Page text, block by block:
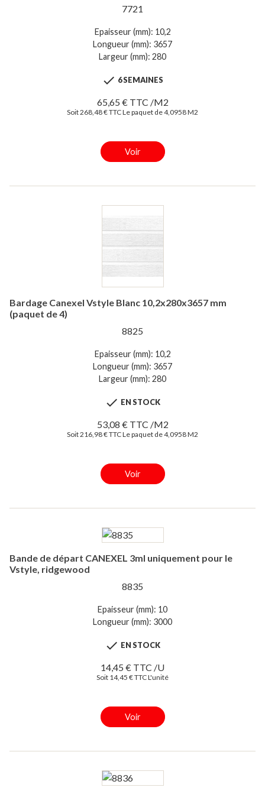
7721
Epaisseur (mm): 10,2
Longueur (mm): 3657
Largeur (mm): 280
 6 SEMAINES
65,65 € TTC /M2
Soit 268,48 € TTC Le paquet de 4,0958 M2
Voir
Bardage Canexel Vstyle Blanc 10,2x280x3657 mm
(paquet de 4)
8825
Epaisseur (mm): 10,2
Longueur (mm): 3657
Largeur (mm): 280
 EN STOCK
53,08 € TTC /M2
Soit 216,98 € TTC Le paquet de 4,0958 M2
Voir
Bande de départ CANEXEL 3ml uniquement pour le
Vstyle, ridgewood
8835
Epaisseur (mm): 10
Longueur (mm): 3000
 EN STOCK
14,45 € TTC /U
Soit 14,45 € TTC L'unité
Voir